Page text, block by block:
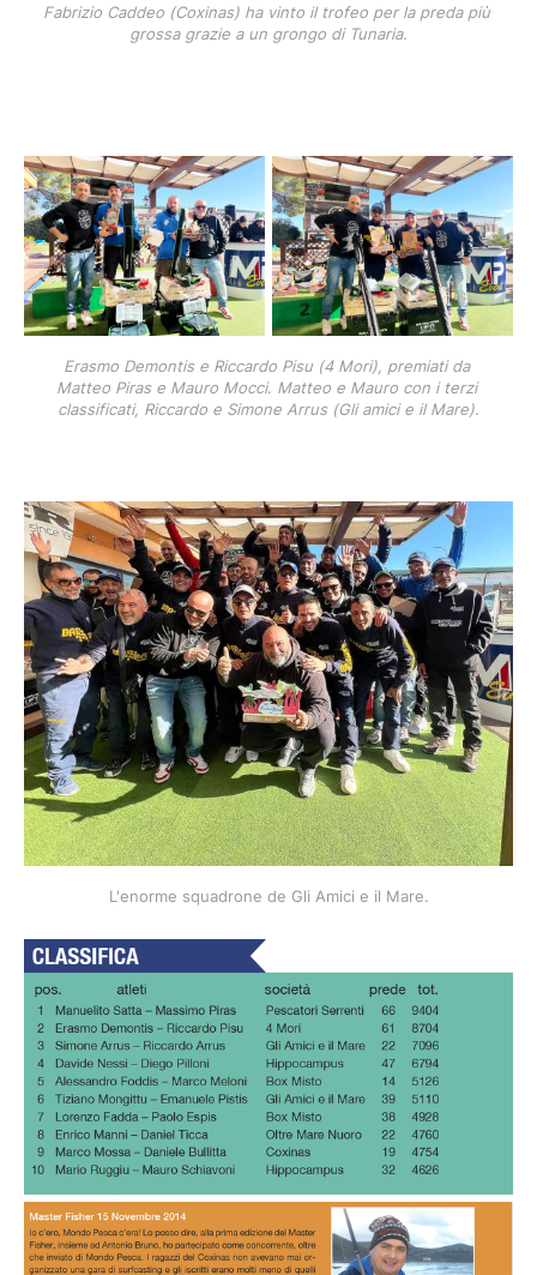
Fabrizio Caddeo (Coxinas) ha vinto il trofeo per la preda più
grossa grazie a un grongo di Tunaria.
Erasmo Demontis e Riccardo Pisu (4 Mori), premiati da
Matteo Piras e Mauro Mocci. Matteo e Mauro con i terzi
classificati, Riccardo e Simone Arrus (Gli amici e il Mare).
L'enorme squadrone de Gli Amici e il Mare.